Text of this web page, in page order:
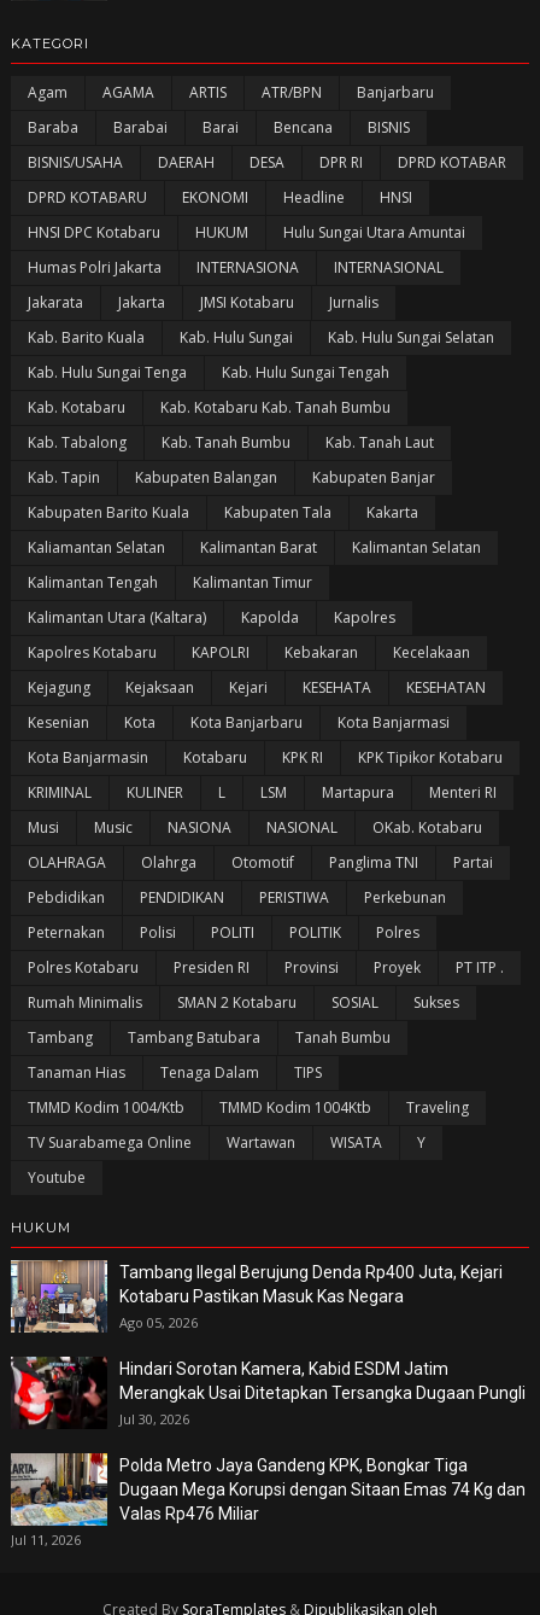
KATEGORI
Agam AGAMA ARTIS ATR/BPN
Banjarbaru
Baraba
Barabai Barai Bencana
BISNIS
BISNIS/USAHA
DAERAH DESA DPR RI
DPRD KOTABAR
DPRD KOTABARU
EKONOMI Headline
HNSI
HNSI DPC Kotabaru
HUKUM
Hulu Sungai Utara Amuntai
Humas Polri Jakarta
INTERNASIONA
INTERNASIONAL
Jakarata
Jakarta JMSI Kotabaru
Jurnalis
Kab. Barito Kuala
Kab. Hulu Sungai
Kab. Hulu Sungai Selatan
Kab. Hulu Sungai Tenga
Kab. Hulu Sungai Tengah
Kab. Kotabaru
Kab. Kotabaru Kab. Tanah Bumbu
Kab. Tabalong
Kab. Tanah Bumbu
Kab. Tanah Laut
Kab. Tapin
Kabupaten Balangan
Kabupaten Banjar
Kabupaten Barito Kuala
Kabupaten Tala
Kakarta
Kaliamantan Selatan
Kalimantan Barat
Kalimantan Selatan
Kalimantan Tengah
Kalimantan Timur
Kalimantan Utara (Kaltara)
Kapolda
Kapolres
Kapolres Kotabaru
KAPOLRI Kebakaran
Kecelakaan
Kejagung
Kejaksaan Kejari KESEHATA
KESEHATAN
Kesenian
Kota Kota Banjarbaru
Kota Banjarmasi
Kota Banjarmasin
Kotabaru KPK RI
KPK Tipikor Kotabaru
KRIMINAL
KULINER L LSM Martapura
Menteri RI
Musi
Music NASIONA NASIONAL
OKab. Kotabaru
OLAHRAGA
Olahrga Otomotif Panglima TNI
Partai
Pebdidikan
PENDIDIKAN PERISTIWA
Perkebunan
Peternakan
Polisi POLITI POLITIK
Polres
Polres Kotabaru
Presiden RI Provinsi Proyek
PT ITP .
Rumah Minimalis
SMAN 2 Kotabaru SOSIAL
Sukses
Tambang
Tambang Batubara
Tanah Bumbu
Tanaman Hias
Tenaga Dalam
TIPS
TMMD Kodim 1004/Ktb
TMMD Kodim 1004Ktb
Traveling
TV Suarabamega Online
Wartawan WISATA
Y
Youtube
HUKUM
Tambang Ilegal Berujung Denda Rp400 Juta, Kejari
Kotabaru Pastikan Masuk Kas Negara
Ago 05, 2026
Hindari Sorotan Kamera, Kabid ESDM Jatim
Merangkak Usai Ditetapkan Tersangka Dugaan Pungli
Jul 30, 2026
Polda Metro Jaya Gandeng KPK, Bongkar Tiga
Dugaan Mega Korupsi dengan Sitaan Emas 74 Kg dan
Valas Rp476 Miliar
Jul 11, 2026
Created By SoraTemplates& Dipublikasikan oleh